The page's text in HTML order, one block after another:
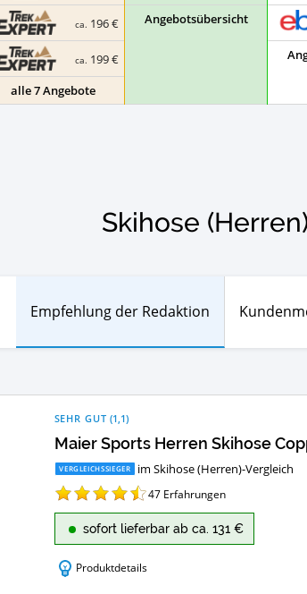
ca. 196 €
ca. 199 €
alle 7 Angebote
Angebotsübersicht
Skihose
Empfehlung der Redaktion
Maier Sports Herren Skihose
im Skihose (Herren)-Vergleich
sofort lieferbar ab ca. 131 €